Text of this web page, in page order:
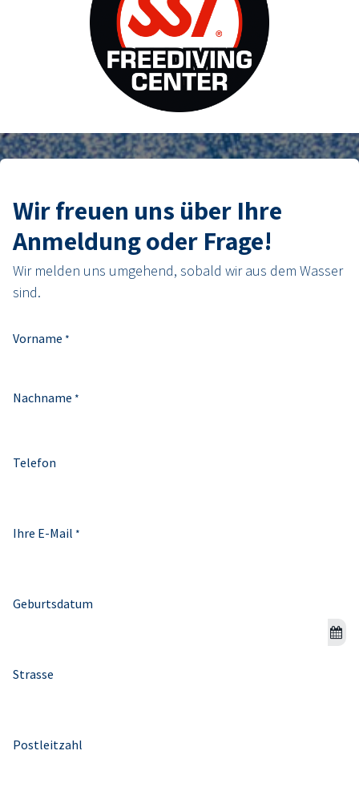
Wir freuen uns über Ihre
Anmeldung oder Frage!
Wir melden uns umgehend, sobald wir aus dem Wasser
sind.
Vorname *
Nachname *
Telefon
Ihre E-Mail *
Geburtsdatum
Strasse
Postleitzahl